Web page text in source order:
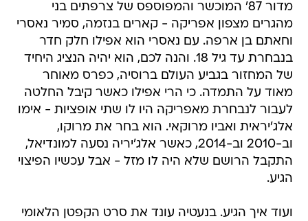
מדור 87' המוכשר והמפוספס של צרפתים בני
מהגרים מצפון אפריקה - קארים בנזמה, סמיר נאסרי
וחאתם בן ארפה. עם נאסרי הוא אפילו חלק חדר
בנבחרת עד גיל 18. והנה לכם, הוא יהיה הנציג היחיד
של המחזור בגביע העולם ברוסיה, כפרס מאוחר
מאוד על התמדה. כי הרי אפילו כאשר קיבל החלטה
לעבור לנבחרת מאפריקה היו לו שתי אופציות - אימו
אלג'יראית ואביו מרוקאי. הוא בחר את מרוקו,
וב-2010 וב-2014, כאשר אלג'יריה נסעה למונדיאל,
התקבל הרושם שלא היה לו מזל - אבל עכשיו הפיצוי
הגיע.
ועוד איך הגיע. בנעטיה עונד את סרט הקפטן הלאומי